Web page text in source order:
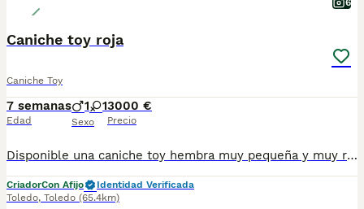
6
Caniche toy roja
Caniche Toy
7 semanas
Edad
1 1
Sexo
3000 €
Precio
Disponible una caniche toy hembra muy pequeña y muy roja,madre 24cm a la cruz y 1,800kg y padre de 25cm a la cruz y 2,5kg una perrita con un pelo y color espectacular,precio 3000€. Delosaltosdevalparaiso somos criadores éticos y familiares en Toledo capital,nuestros caniches viven en casa con nosotros con las mejores comodidades y con mucho cariño, nuestros cachorros se entregan perfectamente sociabilizados y en perfectas condiciones de salud. Los cachorros se entregan: Con chip y cartilla a nombre del comprador, desparasitados y vacunados,con contrato de compra venta con garantías víricas y congenitas,con pedigree LOE (Real sociedad canina de España) y totalmente sociabilizados. Contacto por WhatsApp o llamada al teléfono 647 203 729 https://www.delosaltosdevalparaiso.com
CriadorCon Afijo
Identidad Verificada
Toledo, Toledo (65.4km)